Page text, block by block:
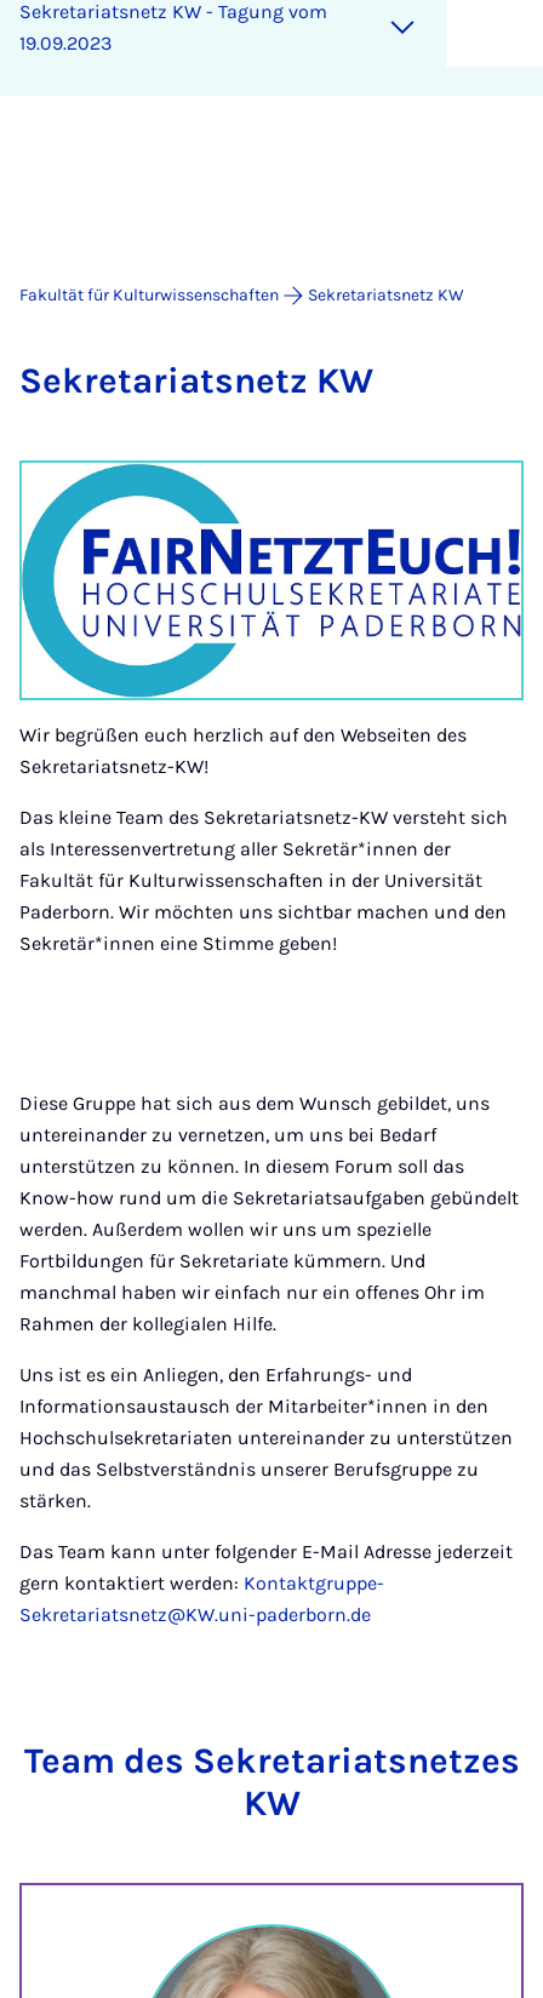
Sekretariatsnetz KW - Tagung vom
19.09.2023
Fakultät für Kulturwissenschaften Sekretariatsnetz KW
Se­kre­ta­ri­ats­netz KW
Wir begrüßen euch herzlich auf den Webseiten des
Sekretariatsnetz-KW!
Das kleine Team des Sekretariatsnetz-KW versteht sich
als Interessenvertretung aller Sekretär*innen der
Fakultät für Kulturwissenschaften in der Universität
Paderborn. Wir möchten uns sichtbar machen und den
Sekretär*innen eine Stimme geben!
Diese Gruppe hat sich aus dem Wunsch gebildet, uns
untereinander zu vernetzen, um uns bei Bedarf
unterstützen zu können. In diesem Forum soll das
Know-how rund um die Sekretariatsaufgaben gebündelt
werden. Außerdem wollen wir uns um spezielle
Fortbildungen für Sekretariate kümmern. Und
manchmal haben wir einfach nur ein offenes Ohr im
Rahmen der kollegialen Hilfe.
Uns ist es ein Anliegen, den Erfahrungs- und
Informationsaustausch der Mitarbeiter*innen in den
Hochschulsekretariaten untereinander zu unterstützen
und das Selbstverständnis unserer Berufsgruppe zu
stärken.
Das Team kann unter folgender E-Mail Adresse jederzeit
gern kontaktiert werden: Kontaktgruppe-
Sekretariatsnetz@KW.uni-paderborn.de
Team des Sekretariatsnetzes
KW